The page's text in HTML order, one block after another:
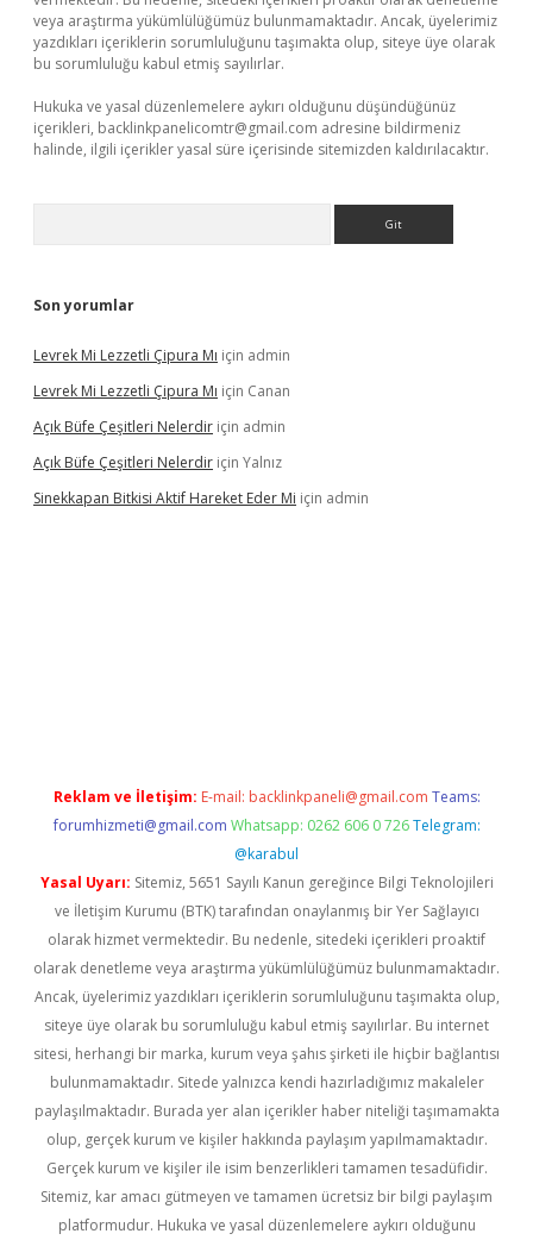
veya araştırma yükümlülüğümüz bulunmamaktadır. Ancak, üyelerimiz
yazdıkları içeriklerin sorumluluğunu taşımakta olup, siteye üye olarak
bu sorumluluğu kabul etmiş sayılırlar.
Hukuka ve yasal düzenlemelere aykırı olduğunu düşündüğünüz
içerikleri, backlinkpanelicomtr@gmail.com adresine bildirmeniz
halinde, ilgili içerikler yasal süre içerisinde sitemizden kaldırılacaktır.
Son yorumlar
Levrek Mi Lezzetli Çipura Mı için admin
Levrek Mi Lezzetli Çipura Mı için Canan
Açık Büfe Çeşitleri Nelerdir için admin
Açık Büfe Çeşitleri Nelerdir için Yalnız
Sinekkapan Bitkisi Aktif Hareket Eder Mi için admin
Reklam ve İletişim: E-mail: backlinkpaneli@gmail.com Teams:
forumhizmeti@gmail.com Whatsapp: 0262 606 0 726 Telegram:
@karabul
Yasal Uyarı: Sitemiz, 5651 Sayılı Kanun gereğince Bilgi Teknolojileri
ve İletişim Kurumu (BTK) tarafından onaylanmış bir Yer Sağlayıcı
olarak hizmet vermektedir. Bu nedenle, sitedeki içerikleri proaktif
olarak denetleme veya araştırma yükümlülüğümüz bulunmamaktadır.
Ancak, üyelerimiz yazdıkları içeriklerin sorumluluğunu taşımakta olup,
siteye üye olarak bu sorumluluğu kabul etmiş sayılırlar. Bu internet
sitesi, herhangi bir marka, kurum veya şahıs şirketi ile hiçbir bağlantısı
bulunmamaktadır. Sitede yalnızca kendi hazırladığımız makaleler
paylaşılmaktadır. Burada yer alan içerikler haber niteliği taşımamakta
olup, gerçek kurum ve kişiler hakkında paylaşım yapılmamaktadır.
Gerçek kurum ve kişiler ile isim benzerlikleri tamamen tesadüfidir.
Sitemiz, kar amacı gütmeyen ve tamamen ücretsiz bir bilgi paylaşım
platformudur. Hukuka ve yasal düzenlemelere aykırı olduğunu